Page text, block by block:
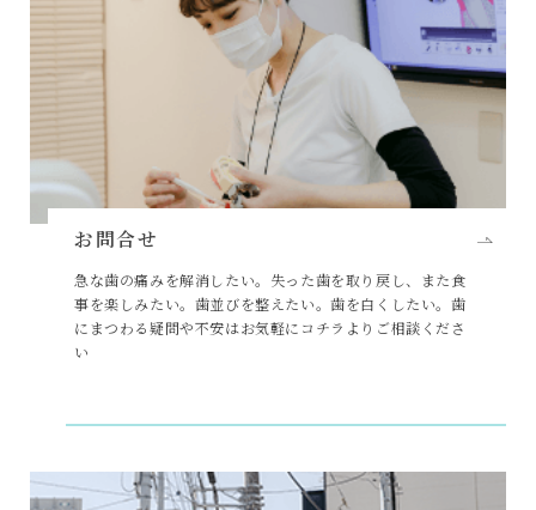
お問合せ
急な歯の痛みを解消したい。失った歯を取り戻し、また食
事を楽しみたい。歯並びを整えたい。歯を白くしたい。歯
にまつわる疑問や不安はお気軽にコチラよりご相談くださ
い